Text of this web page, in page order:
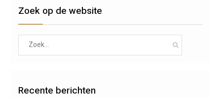
Zoek op de website
Search
Recente berichten